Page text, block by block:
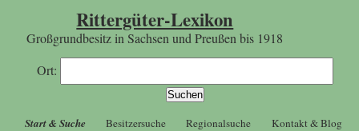
Rittergüter-Lexikon
Großgrundbesitz in Sachsen und Preußen bis 1918
Ort:
Start & Suche Besitzersuche Regionalsuche Kontakt & Blog